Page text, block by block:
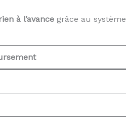
à l’avancegrâce au système